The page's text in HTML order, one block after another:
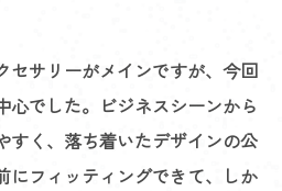
セサリーがメインですが、今回
心でした。ビジネスシーンから
すく、落ち着いたデザインの公
にフィッティングできて、しか